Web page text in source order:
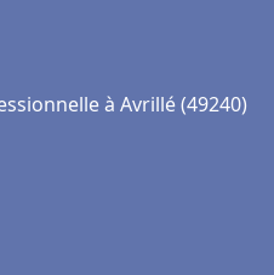
à Avrillé (49240)